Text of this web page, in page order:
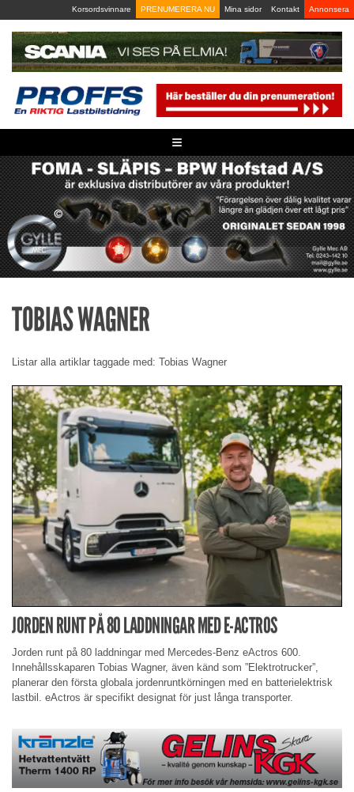
to
content
Korsordsvinnare PRENUMERERA NU Mina sidor Kontakt Annonsera
≡
TOBIAS WAGNER
Listar alla artiklar taggade med: Tobias Wagner
JORDEN RUNT PÅ 80 LADDNINGAR MED E-ACTROS
Jorden runt på 80 laddningar med Mercedes-Benz eActros 600.
Innehållsskaparen Tobias Wagner, även känd som ”Elektrotrucker”,
planerar den första globala jordenruntkörningen med en batterielektrisk
lastbil. eActros är specifikt designat för just långa transporter.